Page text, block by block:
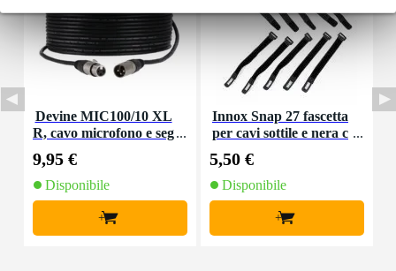
Devine MIC100/10 XL
R, cavo microfono e seg
9,95 €
Disponibile
+
Innox Snap 27 fascetta
per cavi sottile e nera c
(10 pezzi)
5,50 €
Disponibile
+